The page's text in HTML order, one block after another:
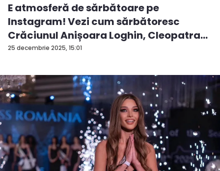
25 decembrie 2025, 15:01
E atmosferă de sărbătoare pe
Instagram! Vezi cum sărbătoresc
Crăciunul Anișoara Loghin, Cleopatra
S...